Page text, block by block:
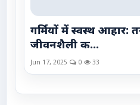
गर्मियों में स्वस्थ आहार:
जीवनशैली क...
Jun 17, 2025 0 33